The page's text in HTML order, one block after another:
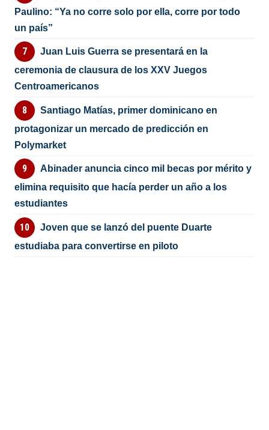
Paulino: “Ya no corre solo por ella, corre por todo
un país”
Juan Luis Guerra se presentará en la
ceremonia de clausura de los XXV Juegos
Centroamericanos
Santiago Matías, primer dominicano en
protagonizar un mercado de predicción en
Polymarket
Abinader anuncia cinco mil becas por mérito y
elimina requisito que hacía perder un año a los
estudiantes
Joven que se lanzó del puente Duarte
estudiaba para convertirse en piloto